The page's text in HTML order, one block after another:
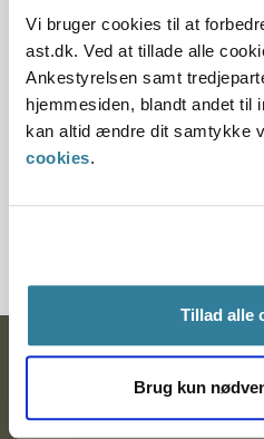
Vi bruger cookies til at
ast.dk. Ved at tillade alle
Ankestyrelsen samt
hjemmesiden, blandt andet til
kan altid ændre dit samtykke
cookies.
Tillad alle
Brug kun
2019, da den ikke længere
Paragraf
§ 2 § 93 § 107 § 167 § 108
Ankestyrelsen